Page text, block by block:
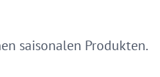
saisonalen Produkten.